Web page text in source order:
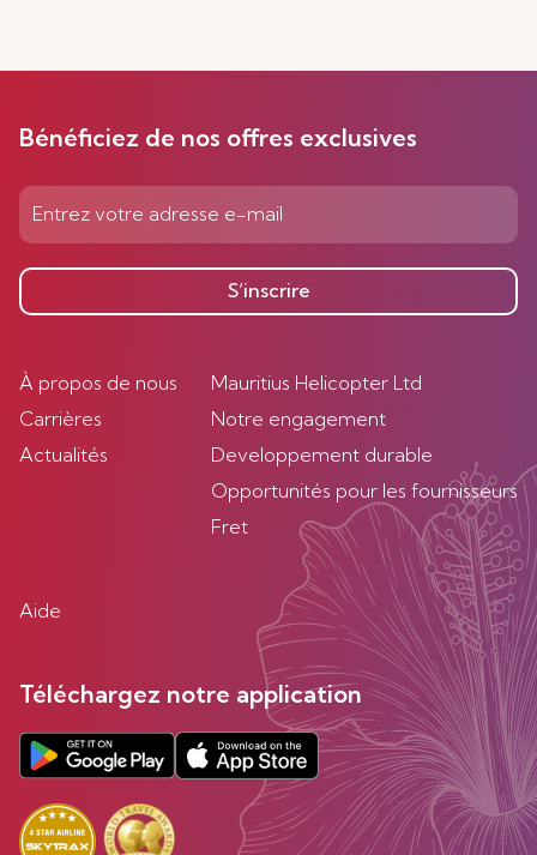
Bénéficiez de nos offres exclusives
S’inscrire
À propos de nous
Carrières
Actualités
Mauritius Helicopter Ltd
Notre engagement
Developpement durable
Opportunités pour les fournisseurs
Fret
Aide
Téléchargez notre application